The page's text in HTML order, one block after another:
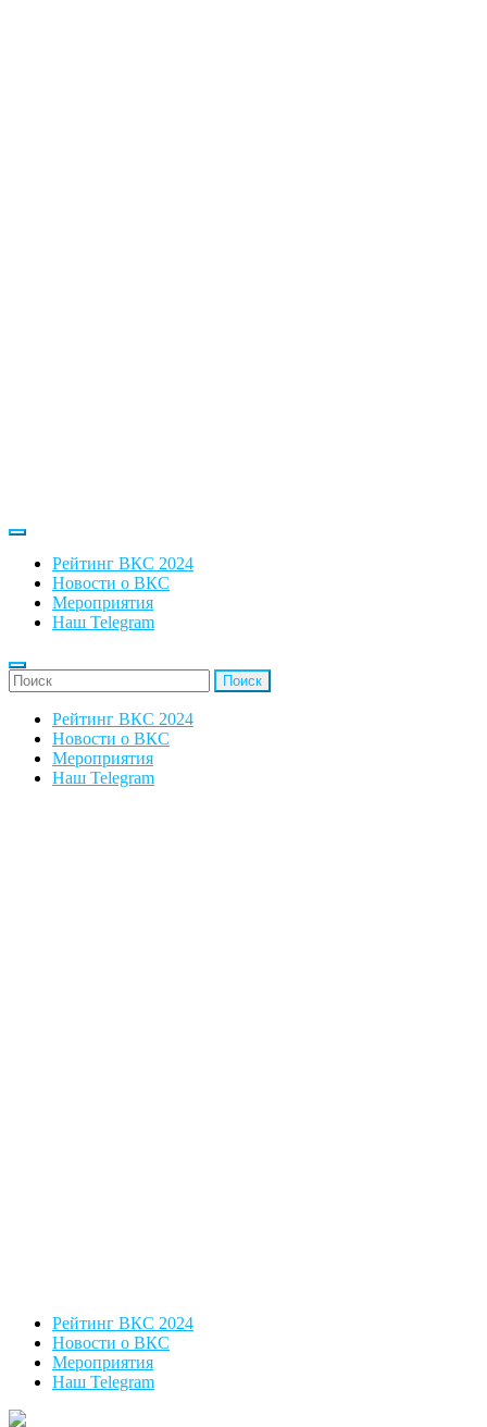
Рейтинг ВКС 2024
Новости о ВКС
Мероприятия
Наш Telegram
'Найти:
Рейтинг ВКС 2024
Новости о ВКС
Мероприятия
Наш Telegram
Рейтинг ВКС 2024
Новости о ВКС
Мероприятия
Наш Telegram